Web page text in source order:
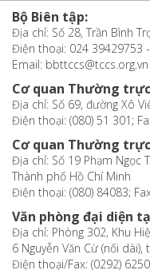
Bộ Biên tập:
Địa chỉ: Số 28, Trần Bình
Điện thoại: 024 39429753
Email: bbttccs@tccs.org.vn
Cơ quan Thường
Địa chỉ: Số 69, đường Xô
Điện thoại: (080) 51 301;
Cơ quan Thường
Địa chỉ: Số 19 Phạm Ngọc
Thành phố Hồ Chí Minh
Điện thoại: (080) 84083;
Văn phòng đại diện
Địa chỉ: Phòng 302, Khu
6 Nguyễn Văn Cừ (nối
Điện thoại/Fax: (0292)